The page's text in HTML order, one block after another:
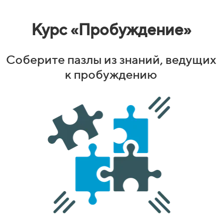
Курс «Пробуждение»
Соберите пазлы из знаний, ведущих
к пробуждению